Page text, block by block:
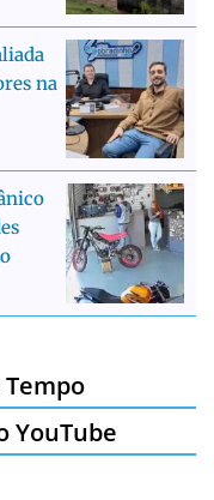
na
YouTube